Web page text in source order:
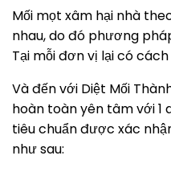
Mối mọt xâm hại nhà
nhau, do đó phương
Tại mỗi đơn vị lại có
Và đến với Diệt Mối
hoàn toàn yên tâm với 1
tiêu chuẩn được xác
như sau: